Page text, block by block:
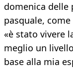
domenica delle
pasquale,
«è stato vivere
meglio un
base alla mia